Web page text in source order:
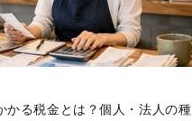
かる税金とは？個人・法人の種